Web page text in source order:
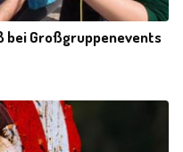
bei Großgruppenevents